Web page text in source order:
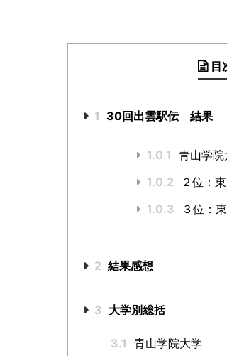
目
1 30回出雲駅伝 結果
1.0.1 青山学院
1.0.2
２位：
1.0.3
３位：
2 結果感想
3 大学別総括
3.1 青山学院大学